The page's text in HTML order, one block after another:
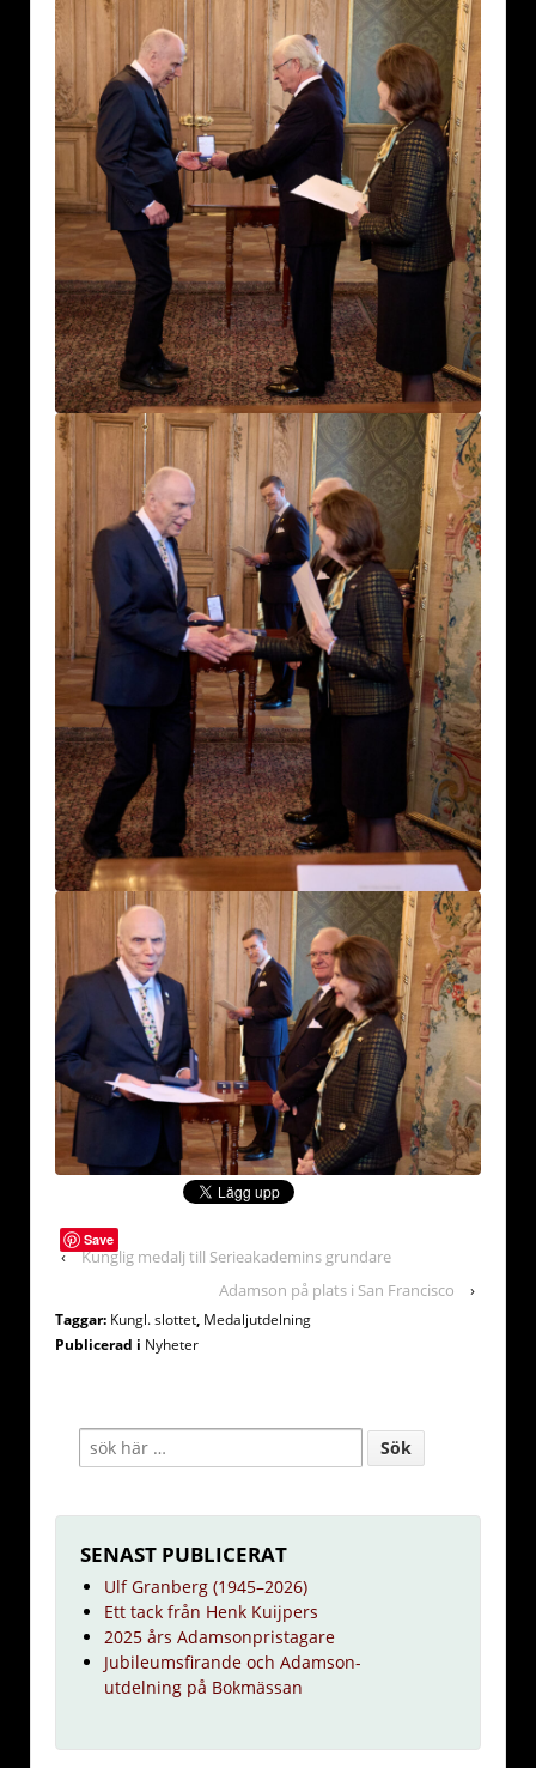
Save
‹ Kunglig medalj till Serieakademins grundare
Adamson på plats i San Francisco
›
Taggar: Kungl. slottet, Medaljutdelning
Publicerad i Nyheter
SENAST PUBLICERAT
Ulf Granberg (1945–2026)
Ett tack från Henk Kuijpers
2025 års Adamsonpristagare
Jubileumsfirande och Adamson-
utdelning på Bokmässan